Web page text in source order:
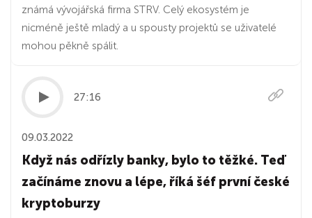
známá vývojářská firma STRV. Celý ekosystém je
nicméně ještě mladý a u spousty projektů se uživatelé
mohou pěkně spálit.
27:16
09.03.2022
Když nás odřízly banky, bylo to těžké. Teď
začínáme znovu a lépe, říká šéf první české
kryptoburzy